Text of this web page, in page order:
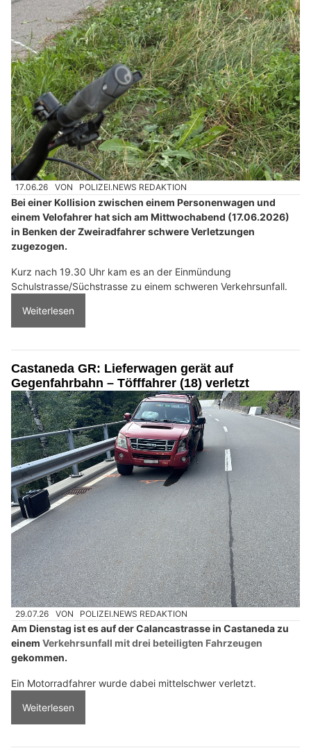
17.06.26 VON POLIZEI.NEWS REDAKTION
Bei einer Kollision zwischen einem Personenwagen und
einem Velofahrer hat sich am Mittwochabend (17.06.2026)
in Benken der Zweiradfahrer schwere Verletzungen
zugezogen.
Kurz nach 19.30 Uhr kam es an der Einmündung
Schulstrasse/Süchstrasse zu einem schweren Verkehrsunfall.
Weiterlesen
Castaneda GR: Lieferwagen gerät auf
Gegenfahrbahn – Töfffahrer (18) verletzt
29.07.26 VON POLIZEI.NEWS REDAKTION
Am Dienstag ist es auf der Calancastrasse in Castaneda zu
einem Verkehrsunfall mit drei beteiligten Fahrzeugen
gekommen.
Ein Motorradfahrer wurde dabei mittelschwer verletzt.
Weiterlesen